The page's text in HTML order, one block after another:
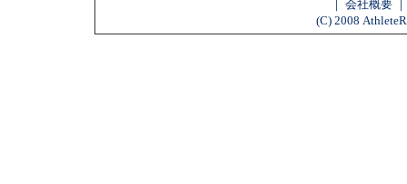
｜ 会社概要
(C) 2008